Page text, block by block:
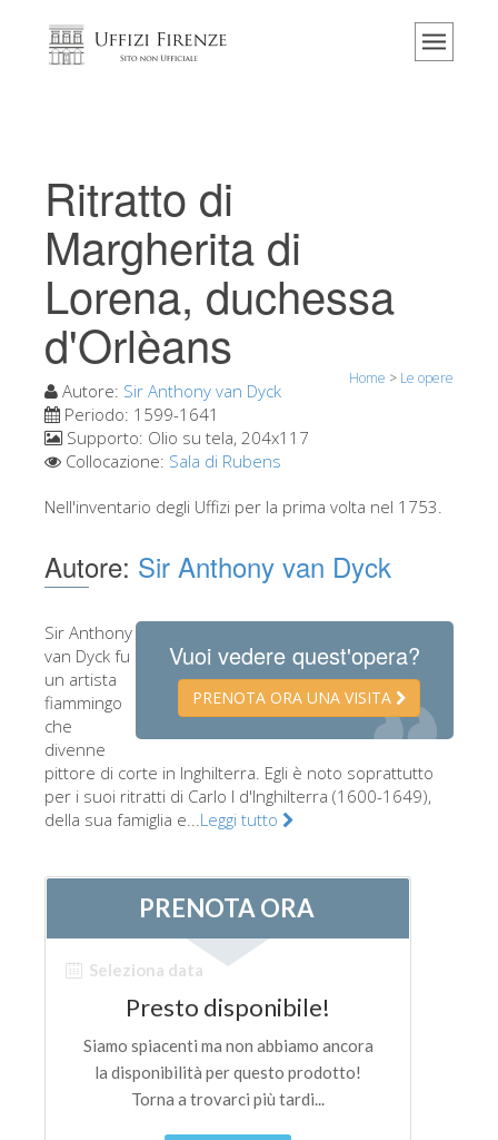
Home
Eventi e mostre
I commenti dei visitatori
Contattaci
Visita gli Uffizi
Prenota ora
Tour virtuale
Le opere
Gli artisti
Le nuove sale
Galleria dell'Accademia
Galleria Palatina
Museo delle Cappelle Medicee
Museo di san Marco
Opificio delle pietre dure
Museo Galileo
Il giardino di Boboli
La torre di Arnolfo
Corridoio Vasariano
Palazzo Vecchio
Ritratto di
Margherita di
Lorena, duchessa
d'Orlèans
Home > Le opere
Autore: Sir Anthony van Dyck
Periodo: 1599-1641
Supporto: Olio su tela, 204x117
Collocazione: Sala di Rubens
Nell'inventario degli Uffizi per la prima volta nel 1753.
Autore: Sir Anthony van Dyck
Vuoi vedere quest'opera?
PRENOTA ORA UNA VISITA
Sir Anthony
van Dyck fu
un artista
fiammingo
che
divenne
pittore di corte in Inghilterra. Egli è noto soprattutto
per i suoi ritratti di Carlo I d'Inghilterra (1600-1649),
della sua famiglia e...Leggi tutto